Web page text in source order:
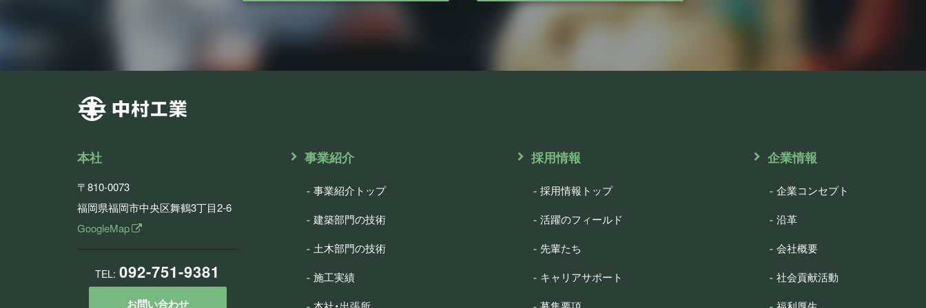
本社
〒810-0073
福岡県福岡市中央区舞鶴3丁目2-6
GoogleMap
TEL: 092-751-9381
お問い合わせ
事業紹介
事業紹介トップ
建築部門の技術
土木部門の技術
施工実績
採用情報
採用情報トップ
活躍のフィールド
先輩たち
キャリアサポート
企業情報
企業コンセプト
沿革
会社概要
社会貢献活動